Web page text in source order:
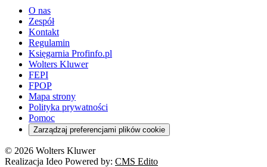
O nas
Zespół
Kontakt
Regulamin
Księgarnia Profinfo.pl
Wolters Kluwer
FEPI
FPOP
Mapa strony
Polityka prywatności
Pomoc
Zarządzaj preferencjami plików cookie
© 2026 Wolters Kluwer
Realizacja Ideo Powered by: CMS Edito